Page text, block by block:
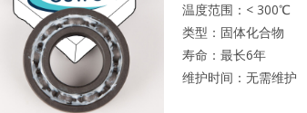
温度范围：< 300℃
类型：固体化合物
寿命：最长6年
维护时间：无需维护